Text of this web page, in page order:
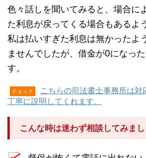
色々話しを聞いてみると、場合に
た利息が戻ってくる場合もあるよ
私は払いすぎた利息は無かったよ
ませんでしたが、借金が0になっ
す。
チェック
こちらの司法書士事務所は対
丁寧に説明してくれます。
こんな時は迷わず相談してみまし